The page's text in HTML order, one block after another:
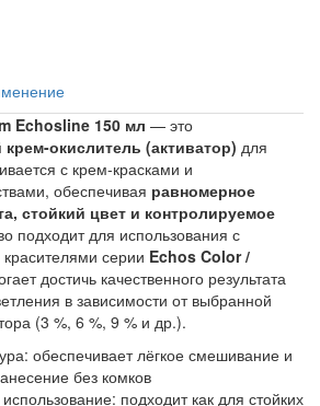
Echosline 150 мл — это
окислитель (активатор) для
с крем-красками и
обеспечивая равномерное
стойкий цвет и контролируемое
подходит для использования с
серии Echos Color /
достичь качественного результата
в зависимости от выбранной
(3 %, 6 %, 9 % и др.).
обеспечивает лёгкое смешивание и
без комков
подходит как для стойких